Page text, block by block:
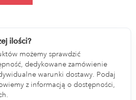
ilości?
możemy sprawdzić
dedykowane zamówienie
warunki dostawy. Podaj
z informacją o dostępności,